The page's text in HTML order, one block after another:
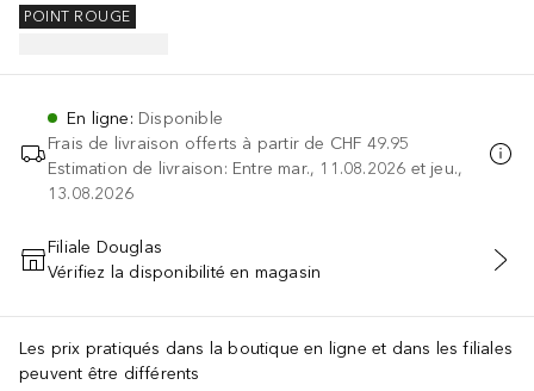
POINT ROUGE
En ligne: Disponible
Frais de livraison offerts à partir de CHF 49.95
Estimation de livraison: Entre mar., 11.08.2026 et jeu.,
13.08.2026
AJOUTER AU PANIER
Filiale Douglas
Vérifiez la disponibilité en magasin
Les prix pratiqués dans la boutique en ligne et dans les filiales
peuvent être différents